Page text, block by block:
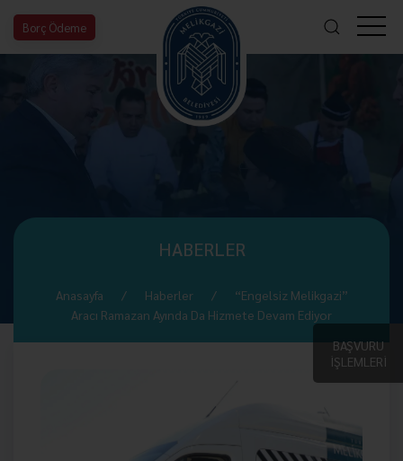
Borç Ödeme
BAŞVURU
İŞLEMLERİ
HABERLER
Anasayfa Haberler
“Engelsiz Melikgazi”
Aracı Ramazan Ayında Da Hizmete Devam Ediyor